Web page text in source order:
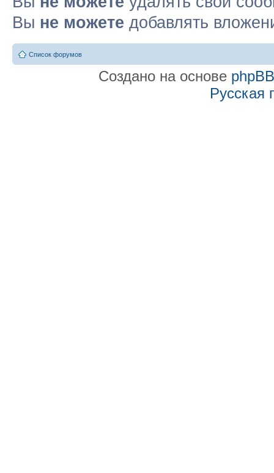
Вы не можете добавлять
Список форумов
Создано на основе phpBB
Русская